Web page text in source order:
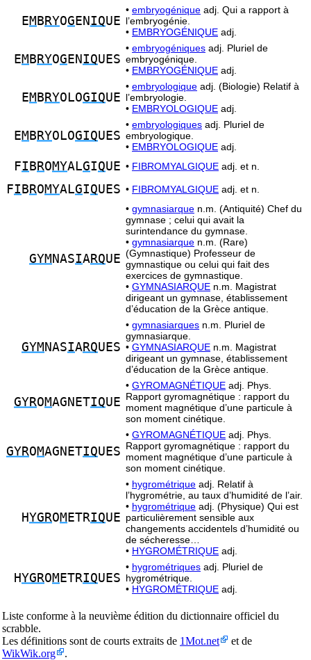
EM B RYOG EN IQUE
• embryogénique adj. Qui a rapport à
l’embryogénie.
• EMBRYOGÉNIQUE adj.
EM B RYOG EN IQUES
• embryogéniques adj. Pluriel de
embryogénique.
• EMBRYOGÉNIQUE adj.
EM B RYOLOGIQUE
• embryologique adj. (Biologie) Relatif à
l’embryologie.
• EMBRYOLOGIQUE adj.
EM B RYOLOGIQUES
• embryologiques adj. Pluriel de
embryologique.
• EMBRYOLOGIQUE adj.
FI B ROMYALGIQUE • FIBROMYALGIQUE adj. et n.
FI B ROMYALGIQUES • FIBROMYALGIQUE adj. et n.
GYM NASIARQUE
• gymnasiarque n.m. (Antiquité) Chef du
gymnase ; celui qui avait la
surintendance du gymnase.
• gymnasiarque n.m. (Rare)
(Gymnastique) Professeur de
gymnastique ou celui qui fait des
exercices de gymnastique.
• GYMNASIARQUE n.m. Magistrat
dirigeant un gymnase, établissement
d’éducation de la Grèce antique.
GYM NASIARQUES
• gymnasiarques n.m. Pluriel de
gymnasiarque.
• GYMNASIARQUE n.m. Magistrat
dirigeant un gymnase, établissement
d’éducation de la Grèce antique.
GYROMAGNETIQUE
• GYROMAGNÉTIQUE adj. Phys.
Rapport gyromagnétique : rapport du
moment magnétique d’une particule à
son moment cinétique.
GYROMAGNETIQUES
• GYROMAGNÉTIQUE adj. Phys.
Rapport gyromagnétique : rapport du
moment magnétique d’une particule à
son moment cinétique.
HYGROM ETRIQUE
• hygrométrique adj. Relatif à
l’hygrométrie, au taux d’humidité de l’air.
• hygrométrique adj. (Physique) Qui est
particulièrement sensible aux
changements accidentels d’humidité ou
de sécheresse…
• HYGROMÉTRIQUE adj.
HYGROM ETRIQUES
• hygrométriques adj. Pluriel de
hygrométrique.
• HYGROMÉTRIQUE adj.
Liste conforme à la neuvième édition du dictionnaire officiel du
scrabble.
Les définitions sont de courts extraits de 1Mot.net
et de
WikWik.org
.